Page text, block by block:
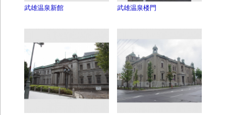
武雄温泉新館 武雄温泉楼門